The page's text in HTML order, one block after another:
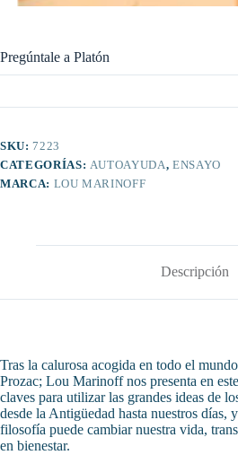
Pregúntale a Platón
SKU:7223
CATEGORÍAS: AUTOAYUDA, ENSAYO
MARCA: LOU MARINOFF
Descripción
Tras la calurosa acogida en todo el
Prozac; Lou Marinoff nos presenta en
claves para utilizar las grandes ideas de
desde la Antigüedad hasta nuestros días,
filosofía puede cambiar nuestra vida,
en bienestar.